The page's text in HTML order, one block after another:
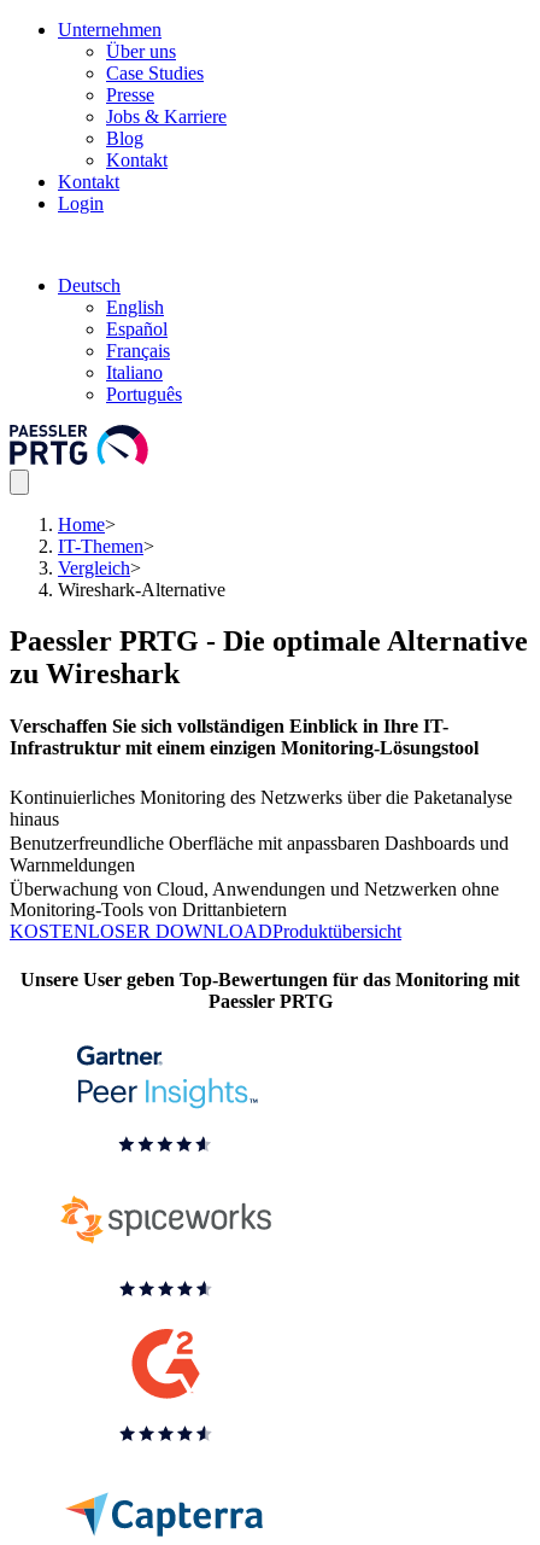
Unternehmen
Über uns
Case Studies
Presse
Jobs & Karriere
Blog
Kontakt
Kontakt
Login
Deutsch
English
Español
Français
Italiano
Português
Home>
IT-Themen>
Vergleich>
Wireshark-Alternative
Paessler PRTG - Die optimale Alternative
zu Wireshark
Verschaffen Sie sich vollständigen Einblick in Ihre IT-
Infrastruktur mit einem einzigen Monitoring-Lösungstool
Kontinuierliches Monitoring des Netzwerks über die Paketanalyse
hinaus
Benutzerfreundliche Oberfläche mit anpassbaren Dashboards und
Warnmeldungen
Überwachung von Cloud, Anwendungen und Netzwerken ohne
Monitoring-Tools von Drittanbietern
KOSTENLOSER DOWNLOADProduktübersicht
Unsere User geben Top-Bewertungen für das Monitoring mit
Paessler PRTG